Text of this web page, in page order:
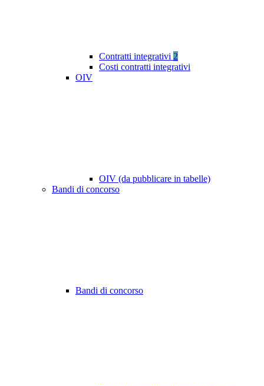
Contratti integrativi 2
Costi contratti integrativi
OIV
OIV (da pubblicare in tabelle)
Bandi di concorso
Bandi di concorso